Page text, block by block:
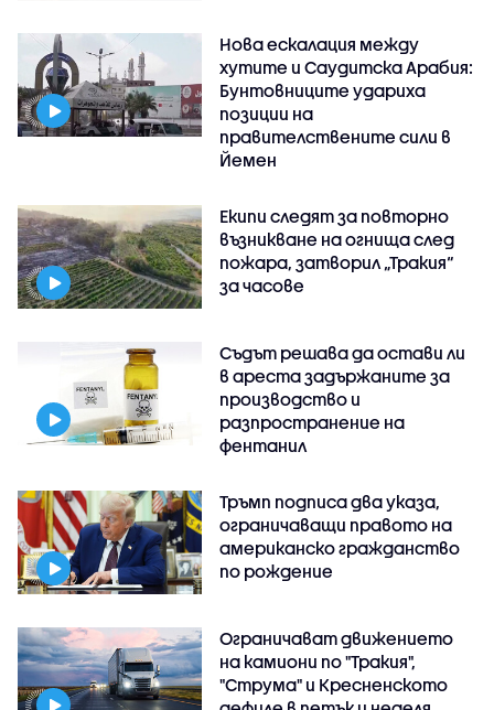
Нова ескалация между
хутите и Саудитска Арабия:
Бунтовниците удариха
позиции на
правителствените сили в
Йемен
Екипи следят за повторно
възникване на огнища след
пожара, затворил „Тракия“
за часове
Съдът решава да остави ли
в ареста задържаните за
производство и
разпространение на
фентанил
Тръмп подписа два указа,
ограничаващи правото на
американско гражданство
по рождение
Ограничават движението
на камиони по "Тракия",
"Струма" и Кресненското